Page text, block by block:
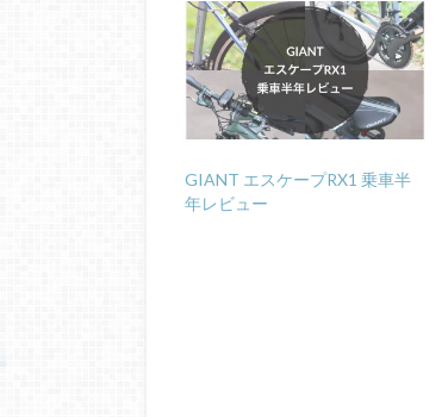
GIANT エスケープRX1 乗車半
年レビュー